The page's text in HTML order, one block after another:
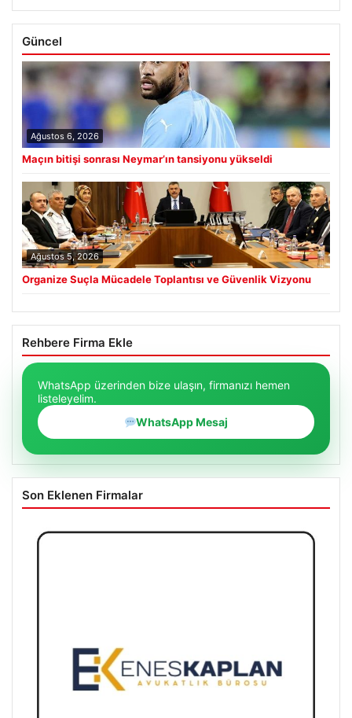
Güncel
Ağustos 6, 2026
Maçın bitişi sonrası Neymar’ın tansiyonu yükseldi
Ağustos 5, 2026
Organize Suçla Mücadele Toplantısı ve Güvenlik Vizyonu
Rehbere Firma Ekle
WhatsApp üzerinden bize ulaşın, firmanızı hemen
listeleyelim.
WhatsApp Mesaj
Son Eklenen Firmalar